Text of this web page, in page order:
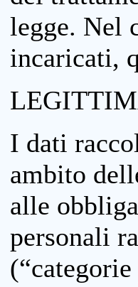
legge. Nel
incaricati,
I dati
ambito
alle
personali